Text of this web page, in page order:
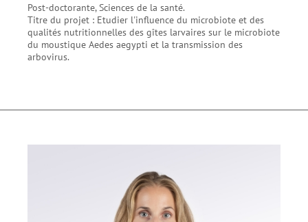
Post-doctorante, Sciences de la santé.
Titre du projet : Etudier l'influence du microbiote et des
qualités nutritionnelles des gîtes larvaires sur le microbiote
du moustique Aedes aegypti et la transmission des
arbovirus.